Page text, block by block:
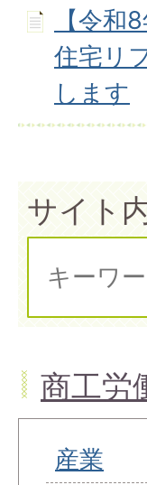
【令和
住宅リ
します
サイト
商工労
産業